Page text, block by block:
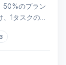
50%のプラン
1タスクの費